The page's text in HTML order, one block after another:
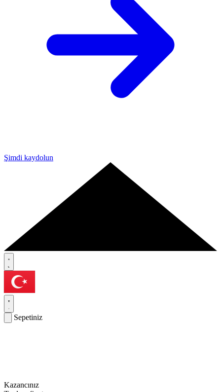
Şimdi kaydolun
Sepetiniz
Kazancınız